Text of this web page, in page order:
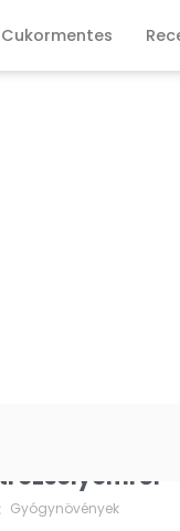
Cukormentes
Gyógynövények